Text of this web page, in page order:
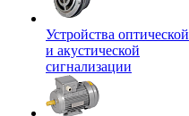
Устройства оптической
и акустической
сигнализации